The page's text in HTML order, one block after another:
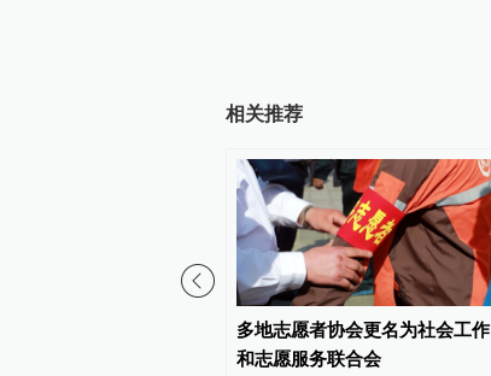
相关推荐
多地志愿者协会更名为社会工作
和志愿服务联合会